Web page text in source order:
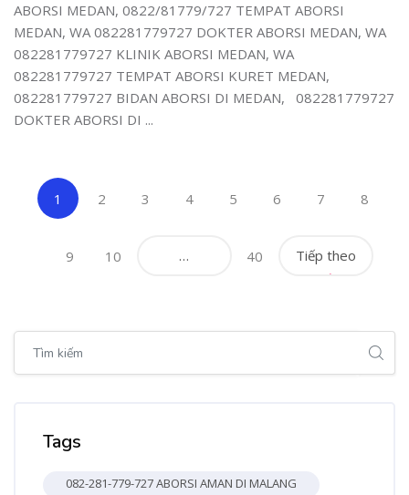
ABORSI MEDAN, 0822/81779/727 TEMPAT ABORSI
MEDAN, WA 082281779727 DOKTER ABORSI MEDAN, WA
082281779727 KLINIK ABORSI MEDAN, WA
082281779727 TEMPAT ABORSI KURET MEDAN,
082281779727 BIDAN ABORSI DI MEDAN, 082281779727
DOKTER ABORSI DI ...
1 (current)
2 3 4 5 6 7 8
9 10 … 40 Tiếp theo
Tags
082-281-779-727 ABORSI AMAN DI MALANG